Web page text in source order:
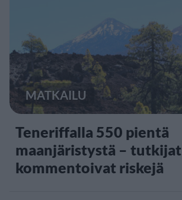
MATKAILU
Teneriffalla 550 pientä
maanjäristystä – tutkijat
kommentoivat riskejä